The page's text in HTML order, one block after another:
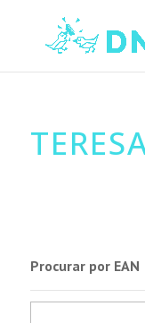
Procurar por EAN